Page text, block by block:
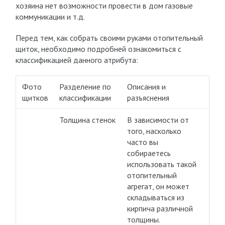
хозяина нет возможности провести в дом газовые
коммуникации и т.д.
Перед тем, как собрать своими руками отопительный
щиток, необходимо подробней ознакомиться с
классификацией данного атрибута:
Фото
щитков
Разделение по
классификации
Описания и
разъяснения
Толщина стенок
В зависимости от
того, насколько
часто вы
собираетесь
использовать такой
отопительный
агрегат, он может
складываться из
кирпича различной
толщины.